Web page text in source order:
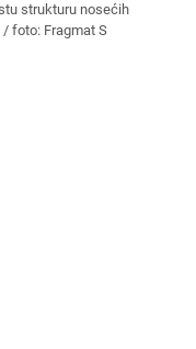
strukturu nosećih
foto: Fragmat S